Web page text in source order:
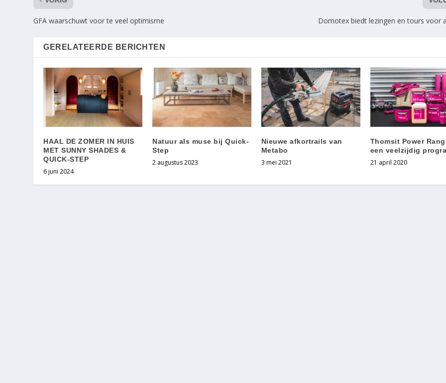
GFA waarschuwt voor te veel optimisme Domotex biedt lezingen en tours voor
GERELATEERDE BERICHTEN
HAAL DE ZOMER IN HUIS
MET SUNNY SHADES &
QUICK-STEP
6 juni 2024
Natuur als muse bij Quick-
Step
2 augustus 2023
Nieuwe afkortrails van
Metabo
3 mei 2021
Thomsit Power
een veelzijdig
21 april 2020